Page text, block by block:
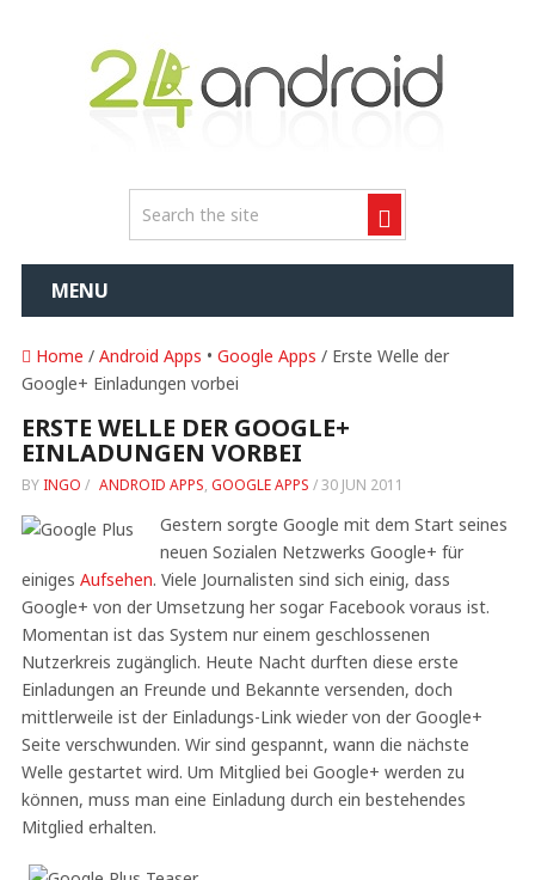
MENU
Home / Android Apps • Google Apps / Erste Welle der
Google+ Einladungen vorbei
ERSTE WELLE DER GOOGLE+
EINLADUNGEN VORBEI
BY INGO / ANDROID APPS, GOOGLE APPS /30 JUN 2011
Gestern sorgte Google mit dem Start seines
neuen Sozialen Netzwerks Google+ für
einiges Aufsehen. Viele Journalisten sind sich einig, dass
Google+ von der Umsetzung her sogar Facebook voraus ist.
Momentan ist das System nur einem geschlossenen
Nutzerkreis zugänglich. Heute Nacht durften diese erste
Einladungen an Freunde und Bekannte versenden, doch
mittlerweile ist der Einladungs-Link wieder von der Google+
Seite verschwunden. Wir sind gespannt, wann die nächste
Welle gestartet wird. Um Mitglied bei Google+ werden zu
können, muss man eine Einladung durch ein bestehendes
Mitglied erhalten.